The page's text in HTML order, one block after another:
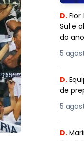
D. Flor
Sul e
do ano
5
D.
de
5
D.